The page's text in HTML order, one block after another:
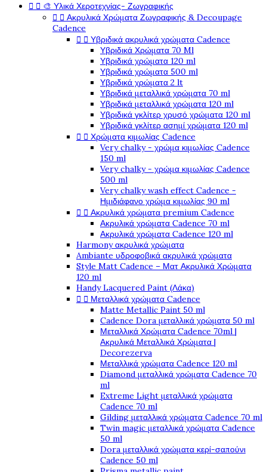
  🎨 Υλικά Χεροτεχνίας- Ζωγραφικής
  Ακρυλικά Χρώματα Ζωγραφικής & Decoupage
Cadence
  Υβριδικά ακρυλικά χρώματα Cadence
Υβριδικά Χρώματα 70 Ml
Υβριδικά χρώματα 120 ml
Υβριδικά χρώματα 500 ml
Υβριδικά χρώματα 2 lt
Υβριδικά μεταλλικά χρώματα 70 ml
Υβριδικά μεταλλικά χρώματα 120 ml
Υβριδικά γκλίτερ χρυσό χρώματα 120 ml
Υβριδικά γκλίτερ ασημί χρώματα 120 ml
  Χρώματα κιμωλίας Cadence
Very chalky - χρώμα κιμωλίας Cadence
150 ml
Very chalky - χρώμα κιμωλίας Cadence
500 ml
Very chalky wash effect Cadence -
Ημιδιάφανο χρώμα κιμωλίας 90 ml
  Ακρυλικά χρώματα premium Cadence
Ακρυλικά χρώματα Cadence 70 ml
Ακρυλικά χρώματα Cadence 120 ml
Harmony ακρυλικά χρώματα
Ambiante υδροφοβικά ακρυλικά χρώματα
Style Matt Cadence – Ματ Ακρυλικά Χρώματα
120 ml
Handy Lacquered Paint (Λάκα)
  Μεταλλικά χρώματα Cadence
Matte Metallic Paint 50 ml
Cadence Dora μεταλλικά χρώματα 50 ml
Μεταλλικά Χρώματα Cadence 70ml |
Ακρυλικά Μεταλλικά Χρώματα |
Decorezerva
Μεταλλικά χρώματα Cadence 120 ml
Diamond μεταλλικά χρώματα Cadence 70
ml
Extreme Light μεταλλικά χρώματα
Cadence 70 ml
Gilding μεταλλικά χρώματα Cadence 70 ml
Twin magic μεταλλικά χρώματα Cadence
50 ml
Dora μεταλλικά χρώματα κερί-σαπούνι
Cadence 50 ml